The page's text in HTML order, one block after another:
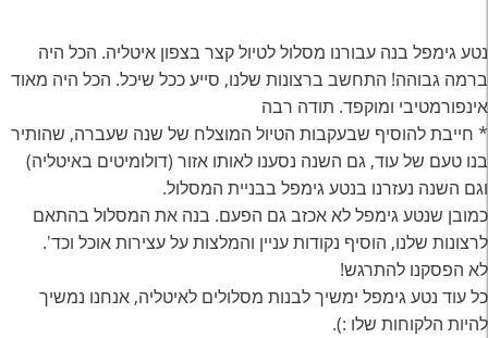
נטע גימפל בנה עבורנו מסלול לטיול קצר בצפון איטליה. הכל היה
ברמה גבוהה! התחשב ברצונות שלנו, סייע ככל שיכל. הכל היה מאוד
אינפורמטיבי ומוקפד. תודה רבה
* חייבת להוסיף שבעקבות הטיול המוצלח של שנה שעברה, שהותיר
בנו טעם של עוד, גם השנה נסענו לאותו אזור (דולומיטים באיטליה)
וגם השנה נעזרנו בנטע גימפל בבניית המסלול.
כמובן שנטע גימפל לא אכזב גם הפעם. בנה את המסלול בהתאם
לרצונות שלנו, הוסיף נקודות עניין והמלצות על עצירות אוכל וכד'.
לא הפסקנו להתרגש!
כל עוד נטע גימפל ימשיך לבנות מסלולים לאיטליה, אנחנו נמשיך
להיות הלקוחות שלו :).